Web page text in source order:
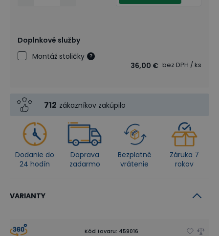
Doplnkové služby
Montáž stoličky
36,00 € bez DPH / ks
712 zákazníkov zakúpilo
Dodanie do
24 hodín
Doprava
zadarmo
Bezplatné
vrátenie
Záruka 7
rokov
VARIANTY
Kód tovaru: 459016